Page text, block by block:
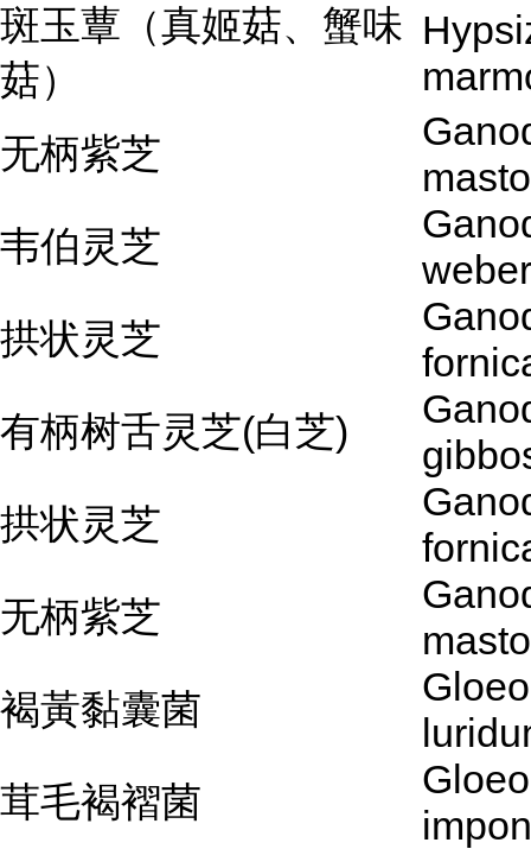
斑玉蕈（真姬菇、蟹味
菇）
无柄紫芝
韦伯灵芝
拱状灵芝
有柄树舌灵芝(白芝)
拱状灵芝
无柄紫芝
褐黃黏囊菌
茸毛褐褶菌